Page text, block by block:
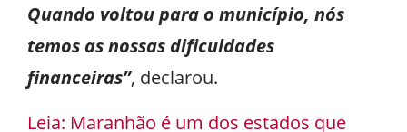
Quando voltou para o município, nós
temos as nossas dificuldades
financeiras”, declarou.
Leia: Maranhão é um dos estados que